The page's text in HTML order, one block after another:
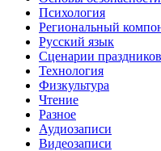
Психология
Региональный
Русский язык
Сценарии праздников
Технология
Физкультура
Чтение
Разное
Аудиозаписи
Видеозаписи